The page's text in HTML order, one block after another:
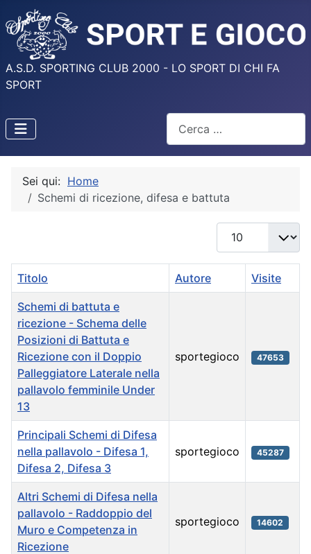
A.S.D. SPORTING CLUB 2000 - LO SPORT DI CHI FA
SPORT
Sei qui: Home
Schemi di ricezione, difesa e battuta
Visualizza #
Titolo Autore Visite
Schemi di battuta e
ricezione - Schema delle
Posizioni di Battuta e
Ricezione con il Doppio
Palleggiatore Laterale nella
pallavolo femminile Under
13
sportegioco 47653
Principali Schemi di Difesa
nella pallavolo - Difesa 1,
Difesa 2, Difesa 3
sportegioco 45287
Altri Schemi di Difesa nella
pallavolo - Raddoppio del
Muro e Competenza in
Ricezione
sportegioco 14602